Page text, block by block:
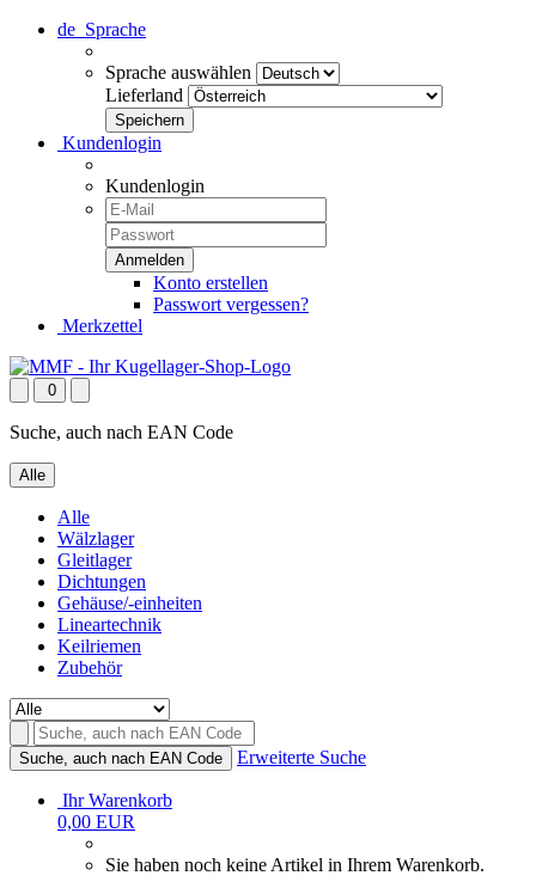
de Sprache
Sprache auswählen
Lieferland
Kundenlogin
Kundenlogin
Konto erstellen
Passwort vergessen?
Merkzettel
0
Suche, auch nach EAN Code
Alle
Alle
Wälzlager
Gleitlager
Dichtungen
Gehäuse/-einheiten
Lineartechnik
Keilriemen
Zubehör
Suche, auch nach EAN Code Erweiterte Suche
Ihr Warenkorb
0,00 EUR
Sie haben noch keine Artikel in Ihrem Warenkorb.